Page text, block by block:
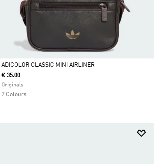
Da
ADICOLOR CLASSIC MINI AIRLINER
€ 35.00
Originals
2 Colours